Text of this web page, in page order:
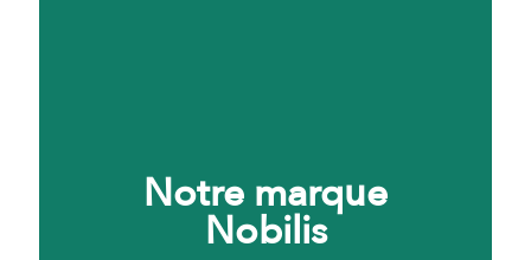
Laissez-nous nous occuper du
façonnage de vos produits.
Notre marque
Nobilis